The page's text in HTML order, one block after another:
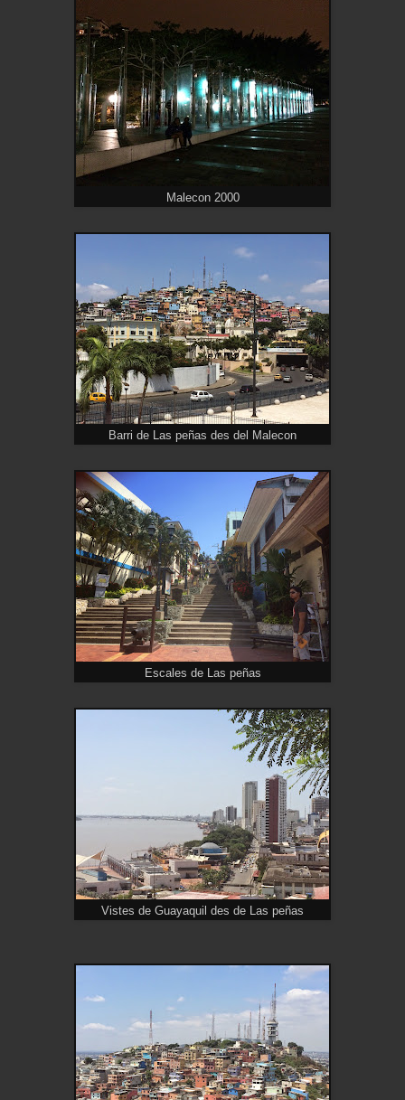
Malecon 2000
Barri de Las peñas des del Malecon
Escales de Las peñas
Vistes de Guayaquil des de Las peñas